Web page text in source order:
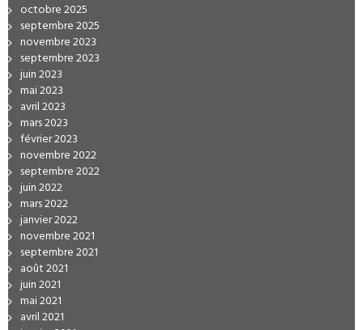
octobre 2025
septembre 2025
novembre 2023
septembre 2023
juin 2023
mai 2023
avril 2023
mars 2023
février 2023
novembre 2022
septembre 2022
juin 2022
mars 2022
janvier 2022
novembre 2021
septembre 2021
août 2021
juin 2021
mai 2021
avril 2021